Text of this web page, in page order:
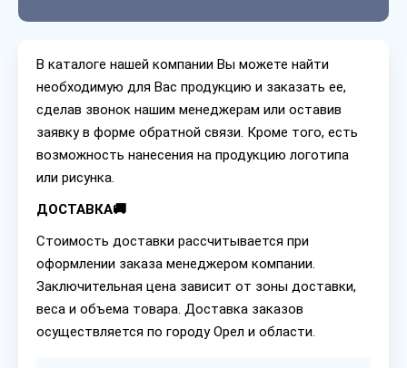
В каталоге нашей компании Вы можете найти
необходимую для Вас продукцию и заказать ее,
сделав звонок нашим менеджерам или оставив
заявку в форме обратной связи. Кроме того, есть
возможность нанесения на продукцию логотипа
или рисунка.
ДОСТАВКА🚚
Стоимость доставки рассчитывается при
оформлении заказа менеджером компании.
Заключительная цена зависит от зоны доставки,
веса и объема товара. Доставка заказов
осуществляется по городу Орел и области.